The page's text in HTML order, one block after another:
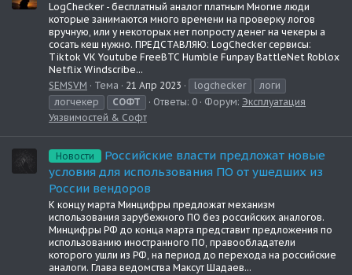
LogChecker - бесплатный аналог платным Многие люди
которые занимаются много времени на проверку логов
вручную, или у некоторых нет попросту денег на чекеры а
сосать кеш нужно. ПРЕДСТАВЛЯЮ: LogChecker сервисы:
Tiktok VK Youtube FreeBTC Humble Funpay BattleNet Roblox
Netflix Windscribe...
SEMSVM
Тема 21 Апр 2023 logchecker
логи
логчекер
СОФТ Ответы: 0 Форум: Эксплуатация
Уязвимостей & Софт
Новости
Российские власти предложат новые
условия для использования ПО от ушедших из
России вендоров
К концу марта Минцифры предложат механизм
использования зарубежного ПО без российских аналогов.
Минцифры РФ до конца марта представит предложения по
использованию иностранного ПО, правообладатели
которого ушли из РФ, на период до перехода на российские
аналоги. Глава ведомства Максут Шадаев...